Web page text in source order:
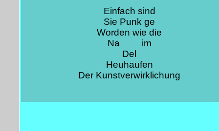
Einfach sind
Sie Punk ge
Worden wie die
Na im
Del
Heuhaufen
Der Kunstverwirklichung